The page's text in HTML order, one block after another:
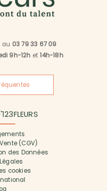
au 03 79 33 67 09
9h-12h et14h-18h
(CGV)
des Données
cookies